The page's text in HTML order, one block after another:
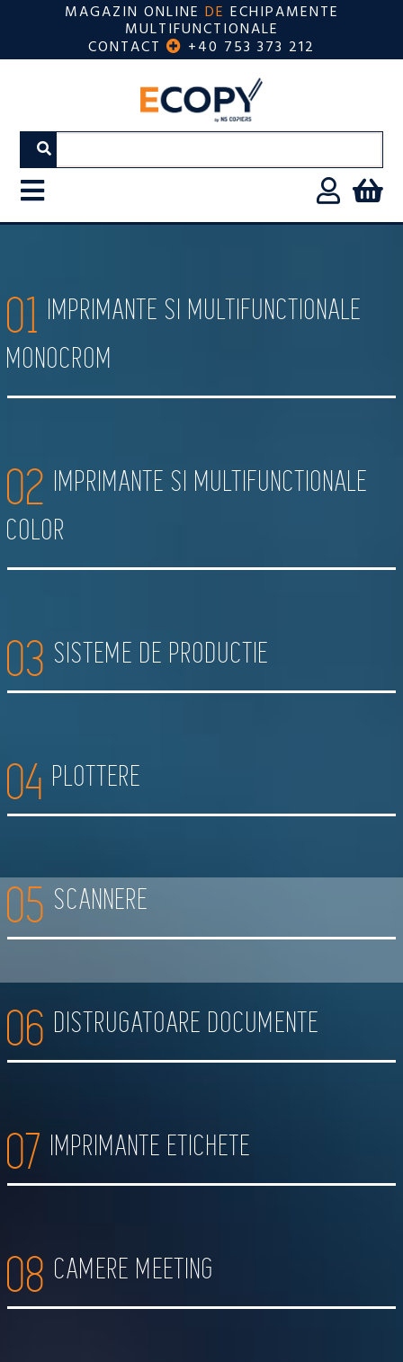
MAGAZIN ONLINE DE ECHIPAMENTE
MULTIFUNCTIONALE
CONTACT +40 753 373 212
01 IMPRIMANTE SI MULTIFUNCTIONALE
MONOCROM
02 IMPRIMANTE SI MULTIFUNCTIONALE
COLOR
03 SISTEME DE PRODUCTIE
04 PLOTTERE
05 SCANNERE
06 DISTRUGATOARE DOCUMENTE
07 IMPRIMANTE ETICHETE
08 CAMERE MEETING